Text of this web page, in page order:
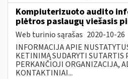
Kompiuterizuoto audito
plėtros paslaugų viešasis
Web turinio sąrašas 2020-10-26
INFORMACIJA APIE
KETINIMĄ SUDARYTI
PERKANČIOJI ORGANIZACIJA,
KONTAKTINIAI...